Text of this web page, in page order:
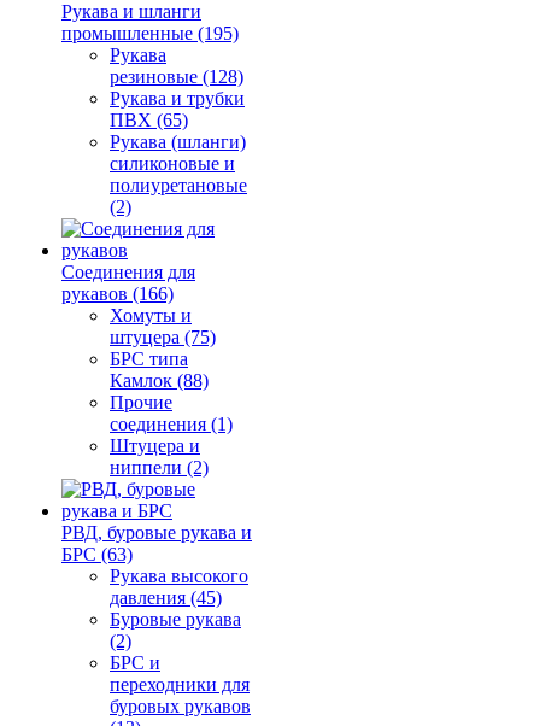
Рукава и шланги
промышленные (195)
Рукава
резиновые (128)
Рукава и трубки
ПВХ (65)
Рукава (шланги)
силиконовые и
полиуретановые
(2)
Соединения для
рукавов (166)
Хомуты и
штуцера (75)
БРС типа
Камлок (88)
Прочие
соединения (1)
Штуцера и
ниппели (2)
РВД, буровые рукава и
БРС (63)
Рукава высокого
давления (45)
Буровые рукава
(2)
БРС и
переходники для
буровых рукавов